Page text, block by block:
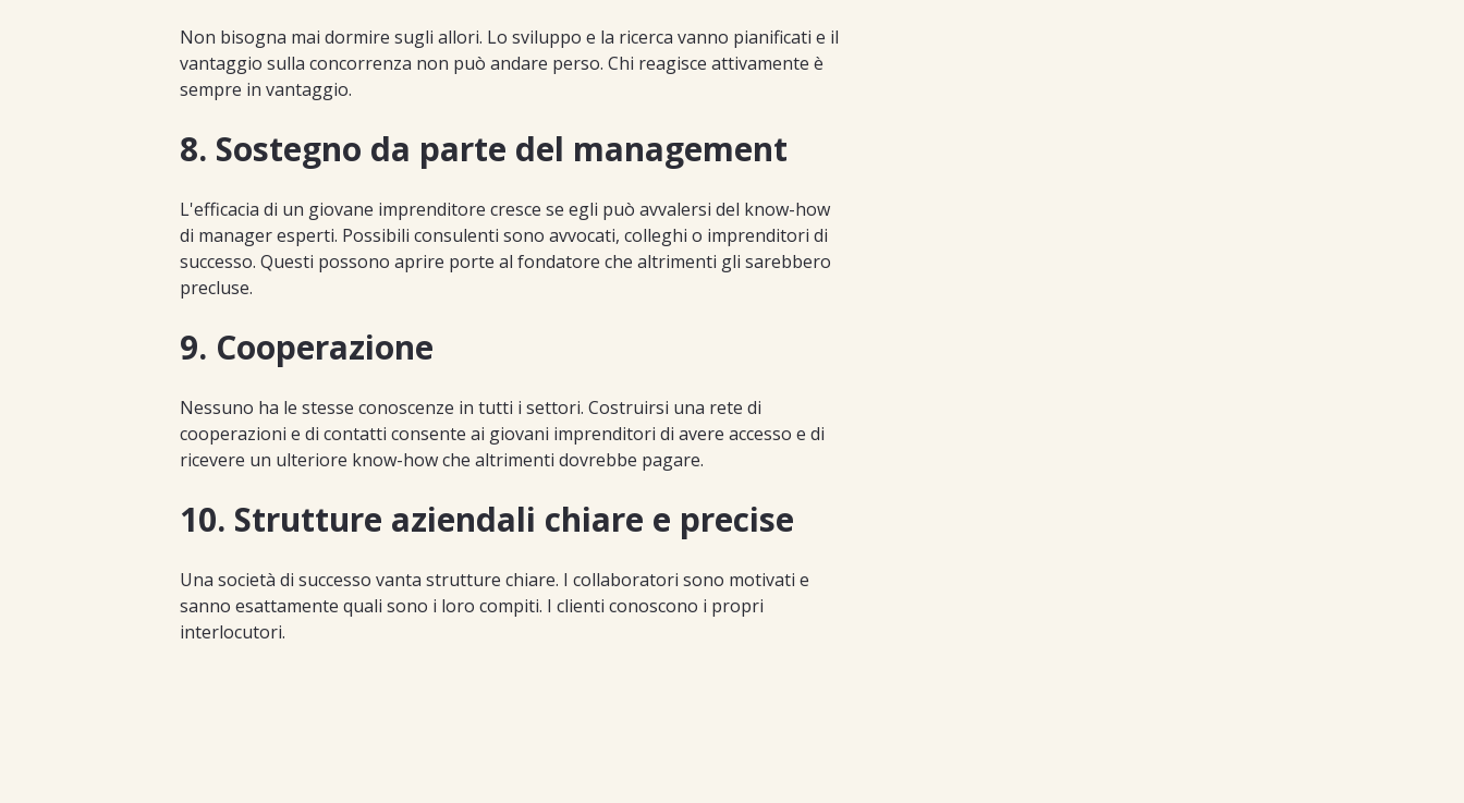
Non bisogna mai dormire sugli allori. Lo sviluppo e la ricerca vanno pianificati e il
vantaggio sulla concorrenza non può andare perso. Chi reagisce attivamente è
sempre in vantaggio.
8. Sostegno da parte del management
L'efficacia di un giovane imprenditore cresce se egli può avvalersi del know-how
di manager esperti. Possibili consulenti sono avvocati, colleghi o imprenditori di
successo. Questi possono aprire porte al fondatore che altrimenti gli sarebbero
precluse.
9. Cooperazione
Nessuno ha le stesse conoscenze in tutti i settori. Costruirsi una rete di
cooperazioni e di contatti consente ai giovani imprenditori di avere accesso e di
ricevere un ulteriore know-how che altrimenti dovrebbe pagare.
10. Strutture aziendali chiare e precise
Una società di successo vanta strutture chiare. I collaboratori sono motivati e
sanno esattamente quali sono i loro compiti. I clienti conoscono i propri
interlocutori.